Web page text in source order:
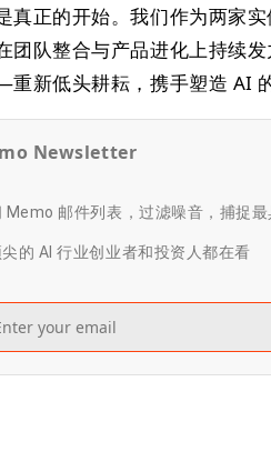
真正的开始。我们作为两家
团队整合与产品进化上持续
新低头耕耘，携手塑造 AI 的
Newsletter
Memo 邮件列表，过滤噪音，捕捉
的 AI 行业创业者和投资人都在看